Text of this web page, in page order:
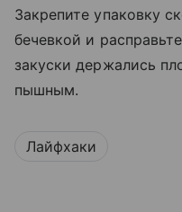
Закрепите упаковку
бечевкой и
закуски держались
пышным.
Лайфхаки